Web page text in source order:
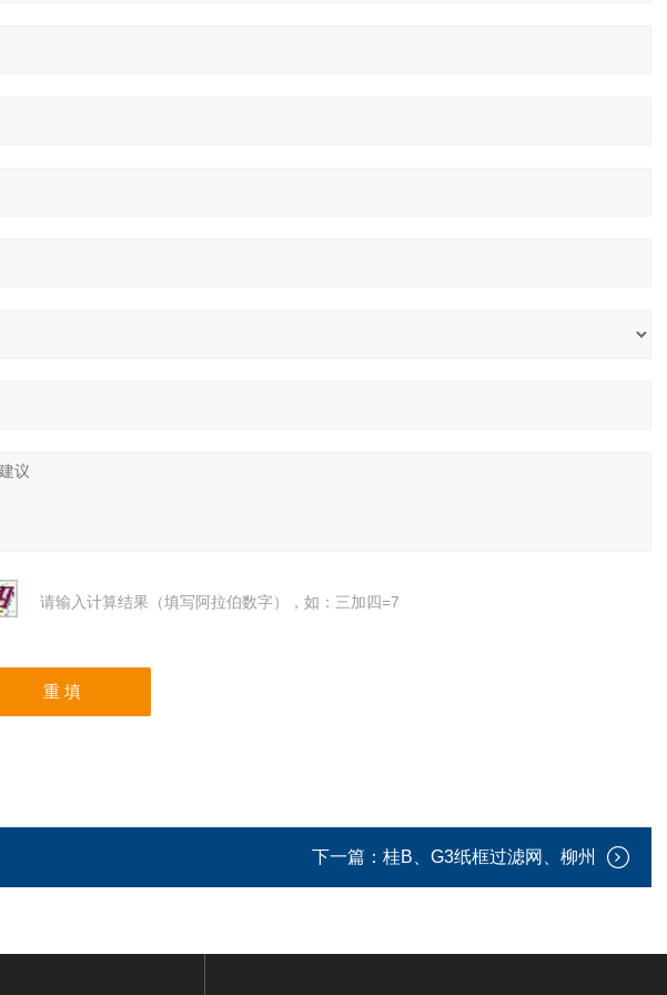
请输入计算结果（填写阿拉伯数字），如：三加四=7
下一篇： 桂B、G3纸框过滤网、柳州